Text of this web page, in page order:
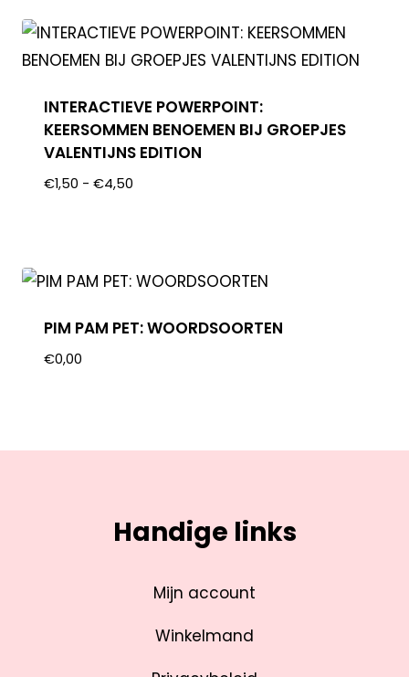
INTERACTIEVE POWERPOINT:
KEERSOMMEN BENOEMEN BIJ GROEPJES
VALENTIJNS EDITION
€1,50 - €4,50
PIM PAM PET: WOORDSOORTEN
€0,00
Handige links
Mijn account
Winkelmand